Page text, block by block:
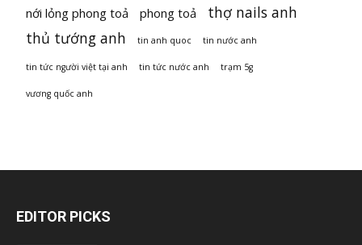
nới lỏng phong toả phong toả
thợ nails anh
thủ tướng anh
tin anh quoc tin nước anh
tin tức người việt tại anh tin tức nước anh trạm 5g
vương quốc anh
EDITOR PICKS